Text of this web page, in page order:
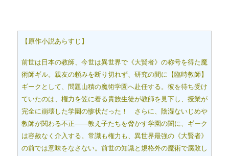
【原作小説あらすじ】
前世は日本の教師、今世は異世界で《大賢者》の称号を得た魔
術師ギル。親友の頼みを断り切れず、研究の間に【臨時教師】
ギークとして、問題山積の魔術学園へ赴任する。彼を待ち受け
ていたのは、権力を笠に着る貴族生徒が教師を見下し、授業が
完全に崩壊した学園の惨状だった！ さらに、陰湿ないじめや
教師が関わる不正――教え子たちを脅かす学園の闇に、ギーク
は容赦なく介入する。常識も権力も、異世界最強の《大賢者》
の前では意味をなさない。前世の知識と規格外の魔術で腐敗し